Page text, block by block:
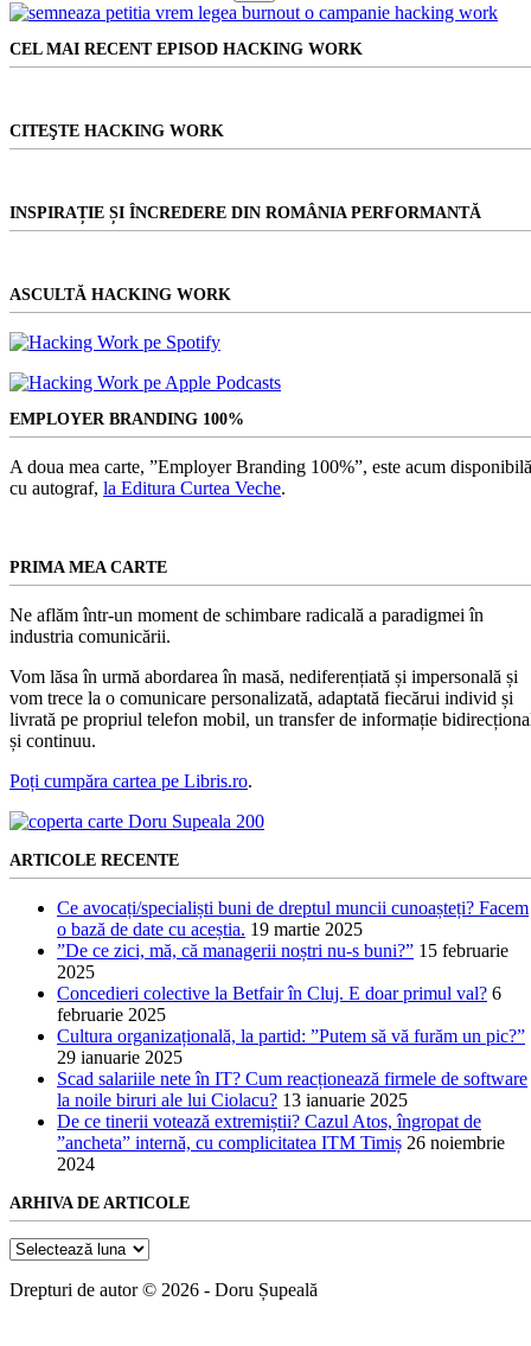
tău
personal?
Niciun
CEL MAI RECENT EPISOD HACKING WORK
CITEŞTE HACKING WORK
INSPIRAȚIE ȘI ÎNCREDERE DIN ROMÂNIA PERFORMANTĂ
ASCULTĂ HACKING WORK
EMPLOYER BRANDING 100%
A doua mea carte, ”Employer Branding 100%”, este acum
cu autograf, la Editura Curtea Veche.
PRIMA MEA CARTE
Ne aflăm într-un moment de schimbare radicală a paradigmei în
industria comunicării.
Vom lăsa în urmă abordarea în masă, nediferențiată și impersonală și
vom trece la o comunicare personalizată, adaptată fiecărui individ și
livrată pe propriul telefon mobil, un transfer de informație
și continuu.
Poți cumpăra cartea pe Libris.ro.
ARTICOLE RECENTE
Ce avocați/specialiști buni de dreptul muncii cunoașteți? Facem
o bază de date cu aceștia. 19 martie 2025
”De ce zici, mă, că managerii noștri nu-s buni?” 15 februarie
2025
Concedieri colective la Betfair în Cluj. E doar primul val? 6
februarie 2025
Cultura organizațională, la partid: ”Putem să vă furăm un pic?”
29 ianuarie 2025
Scad salariile nete în IT? Cum reacționează firmele de software
la noile biruri ale lui Ciolacu? 13 ianuarie 2025
De ce tinerii votează extremiștii? Cazul Atos, îngropat de
”ancheta” internă, cu complicitatea ITM Timiș 26 noiembrie
2024
ARHIVA DE ARTICOLE
Arhiva
articole
Drepturi de autor © 2026 - Doru Șupeală